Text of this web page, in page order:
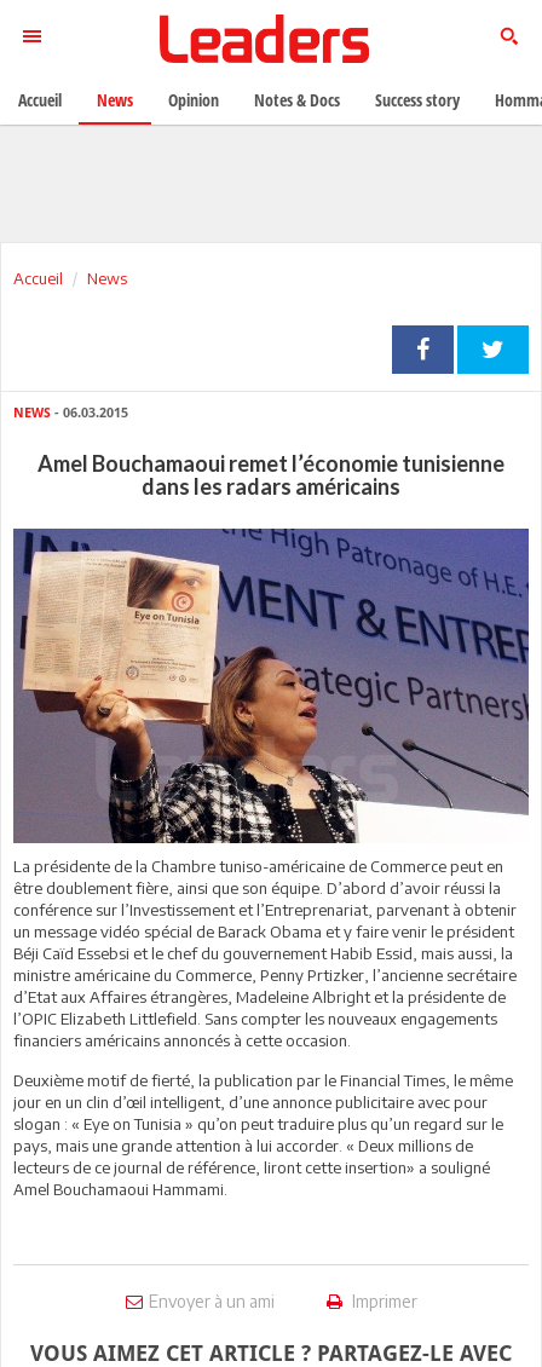
Accueil News
NEWS - 06.03.2015
Amel Bouchamaoui remet l’économie tunisienne
dans les radars américains
La présidente de la Chambre tuniso-américaine de Commerce peut en
être doublement fière, ainsi que son équipe. D’abord d’avoir réussi la
conférence sur l’Investissement et l’Entreprenariat, parvenant à obtenir
un message vidéo spécial de Barack Obama et y faire venir le président
Béji Caïd Essebsi et le chef du gouvernement Habib Essid, mais aussi, la
ministre américaine du Commerce, Penny Prtizker, l’ancienne secrétaire
d’Etat aux Affaires étrangères, Madeleine Albright et la présidente de
l’OPIC Elizabeth Littlefield. Sans compter les nouveaux engagements
financiers américains annoncés à cette occasion.
Deuxième motif de fierté, la publication par le Financial Times, le même
jour en un clin d’œil intelligent, d’une annonce publicitaire avec pour
slogan : « Eye on Tunisia » qu’on peut traduire plus qu’un regard sur le
pays, mais une grande attention à lui accorder. « Deux millions de
lecteurs de ce journal de référence, liront cette insertion» a souligné
Amel Bouchamaoui Hammami.
Envoyer à un ami Imprimer
VOUS AIMEZ CET ARTICLE ? PARTAGEZ-LE AVEC
Accueil News Opinion Notes & Docs Success story